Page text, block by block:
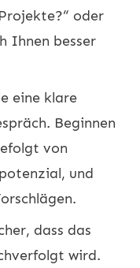
oder
Ihnen besser
eine klare
Beginnen
von
und
dass das
wird.